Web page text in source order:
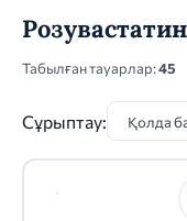
Табылған тауарлар:45
Сұрыптау: